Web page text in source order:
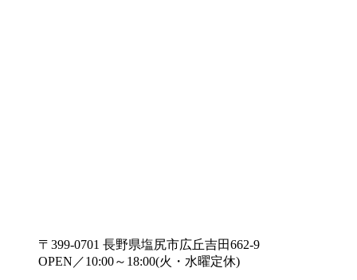
〒399-0701 長野県塩尻市広丘吉田662-9
OPEN／10:00～18:00(火・水曜定休)